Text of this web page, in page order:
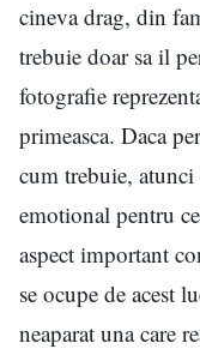
cineva drag, din
trebuie doar sa il
fotografie
primeasca. Daca
cum trebuie, atunci
emotional pentru
aspect important
se ocupe de acest
neaparat una care